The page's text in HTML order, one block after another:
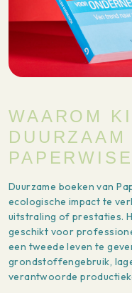
WAAROM
Duurzame boeken van
ecologische impact te
uitstraling of prestaties.
geschikt voor
een tweede leven te
grondstoffengebruik,
verantwoorde